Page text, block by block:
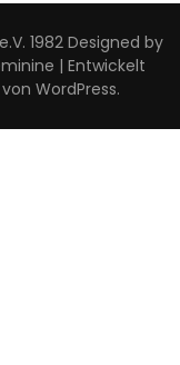
1982 Designed by
| Entwickelt
WordPress.